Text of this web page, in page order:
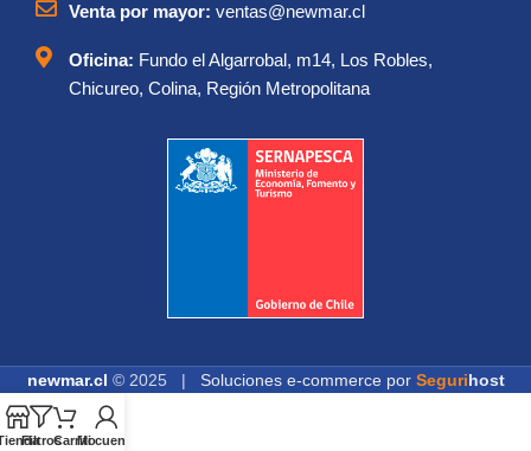
Venta por mayor: ventas@newmar.cl
Oficina: Fundo el Algarrobal, m14, Los Robles,
Chicureo, Colina, Región Metropolitana
newmar.cl © 2025 | Soluciones e-commerce por Segurihost
FiltrosCarritoMi cuenta